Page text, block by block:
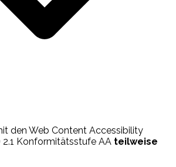
den Web Content Accessibility
2.1 Konformitätsstufe AA teilweise